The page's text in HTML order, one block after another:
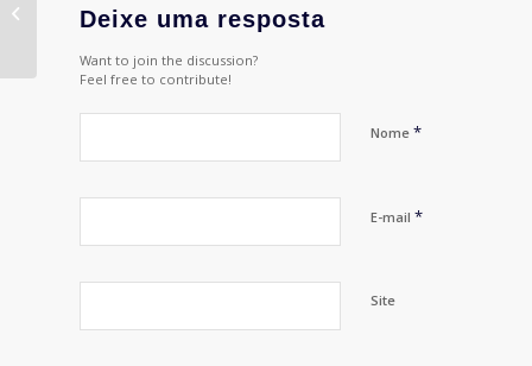
Deixe uma resposta
Want to join the discussion?
Feel free to contribute!
Nome *
E-mail *
Site
#72 – Branquitude